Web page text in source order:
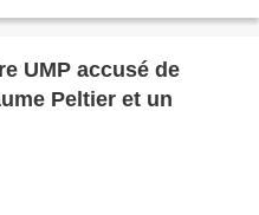
UMP accusé de
Peltier et un